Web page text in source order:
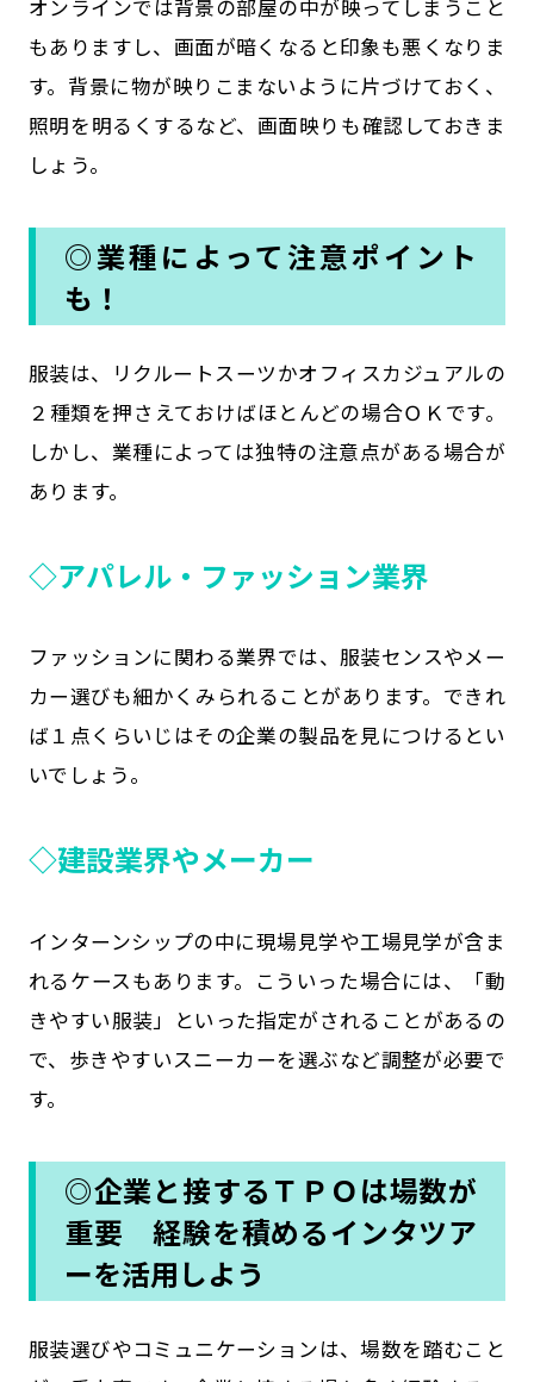
オンラインでは背景の部屋の中が映ってしまうこと
もありますし、画面が暗くなると印象も悪くなりま
す。背景に物が映りこまないように片づけておく、
照明を明るくするなど、画面映りも確認しておきま
しょう。
◎業種によって注意ポイント
も！
服装は、リクルートスーツかオフィスカジュアルの
２種類を押さえておけばほとんどの場合ＯＫです。
しかし、業種によっては独特の注意点がある場合が
あります。
◇アパレル・ファッション業界
ファッションに関わる業界では、服装センスやメー
カー選びも細かくみられることがあります。できれ
ば１点くらいじはその企業の製品を見につけるとい
いでしょう。
◇建設業界やメーカー
インターンシップの中に現場見学や工場見学が含ま
れるケースもあります。こういった場合には、「動
きやすい服装」といった指定がされることがあるの
で、歩きやすいスニーカーを選ぶなど調整が必要で
す。
◎企業と接するＴＰＯは場数が
重要 経験を積めるインタツア
ーを活用しよう
服装選びやコミュニケーションは、場数を踏むこと